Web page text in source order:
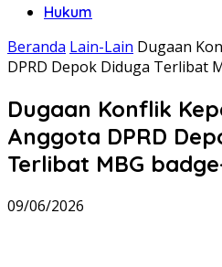
Hukum
Beranda Lain-Lain Dugaan
DPRD Depok Diduga Terlibat
Dugaan Konflik
Anggota DPRD
Terlibat MBG
09/06/2026